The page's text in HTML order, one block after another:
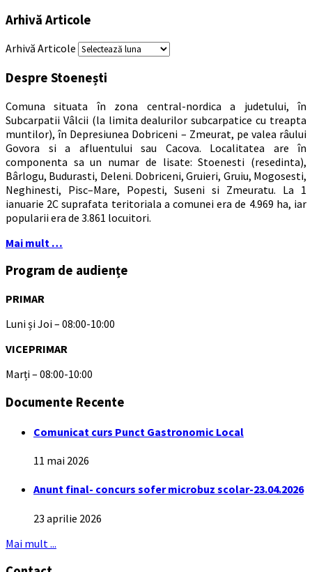
Arhivă Articole
Arhivă Articole
Despre Stoenești
Comuna situata în zona central-nordica a judetului, în
Subcarpatii Vâlcii (la limita dealurilor subcarpatice cu treapta
muntilor), în Depresiunea Dobriceni – Zmeurat, pe valea râului
Govora si a afluentului sau Cacova. Localitatea are în
componenta sa un numar de lisate: Stoenesti (resedinta),
Bârlogu, Budurasti, Deleni. Dobriceni, Gruieri, Gruiu, Mogosesti,
Neghinesti, Pisc–Mare, Popesti, Suseni si Zmeuratu. La 1
ianuarie 2C suprafata teritoriala a comunei era de 4.969 ha, iar
popularii era de 3.861 locuitori.
Mai mult …
Program de audiențe
PRIMAR
Luni și Joi – 08:00-10:00
VICEPRIMAR
Marți – 08:00-10:00
Documente Recente
Comunicat curs Punct Gastronomic Local
11 mai 2026
Anunt final- concurs sofer microbuz scolar-23.04.2026
23 aprilie 2026
Mai mult ...